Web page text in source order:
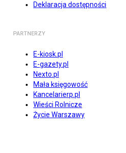
Deklaracja dostępności
PARTNERZY
E-kiosk.pl
E-gazety.pl
Nexto.pl
Mała księgowość
Kancelarierp.pl
Wieści Rolnicze
Życie Warszawy